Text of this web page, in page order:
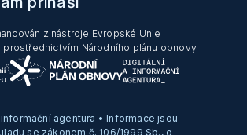
z nástroje Evropské Unie
prostřednictvím Národního plánu obnovy
agentura • Informace jsou
se zákonem č. 106/1999 Sb., o